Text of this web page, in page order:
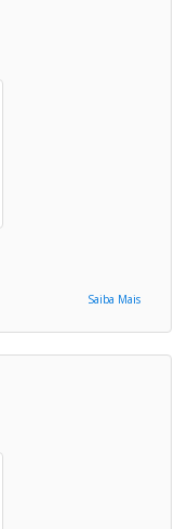
Saiba Mais